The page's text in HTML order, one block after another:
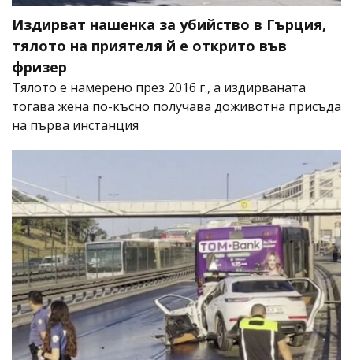
Издирват нашенка за убийство в Гърция,
тялото на приятеля й е открито във
фризер
Тялото е намерено през 2016 г., а издирваната
тогава жена по-късно получава доживотна присъда
на първа инстанция